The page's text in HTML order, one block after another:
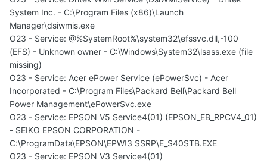
System Inc. - C:\Program Files (x86)\Launch
Manager\dsiwmis.exe
O23 - Service: @%SystemRoot%\system32\efssvc.dll,-100
(EFS) - Unknown owner - C:\Windows\System32\lsass.exe (file
missing)
O23 - Service: Acer ePower Service (ePowerSvc) - Acer
Incorporated - C:\Program Files\Packard Bell\Packard Bell
Power Management\ePowerSvc.exe
O23 - Service: EPSON V5 Service4(01) (EPSON_EB_RPCV4_01)
- SEIKO EPSON CORPORATION -
C:\ProgramData\EPSON\EPW!3 SSRP\E_S40STB.EXE
O23 - Service: EPSON V3 Service4(01)